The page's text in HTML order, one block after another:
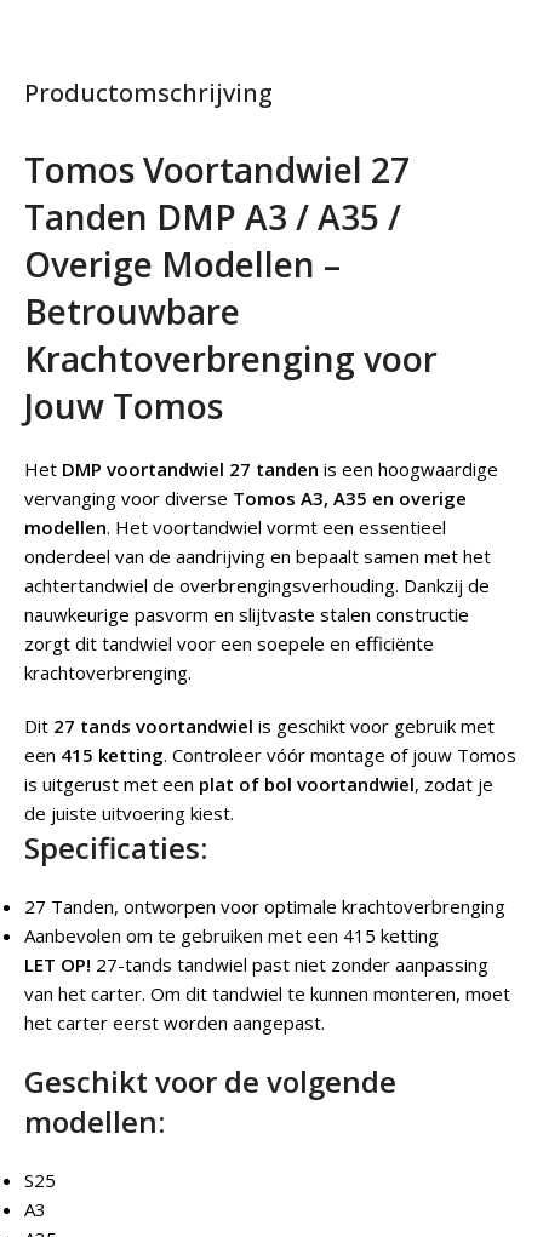
Productomschrijving
Tomos Voortandwiel 27
Tanden DMP A3 / A35 /
Overige Modellen –
Betrouwbare
Krachtoverbrenging voor
Jouw Tomos
Het DMP voortandwiel 27 tanden is een hoogwaardige
vervanging voor diverse Tomos A3, A35 en overige
modellen. Het voortandwiel vormt een essentieel
onderdeel van de aandrijving en bepaalt samen met het
achtertandwiel de overbrengingsverhouding. Dankzij de
nauwkeurige pasvorm en slijtvaste stalen constructie
zorgt dit tandwiel voor een soepele en efficiënte
krachtoverbrenging.
Dit 27 tands voortandwiel is geschikt voor gebruik met
een 415 ketting. Controleer vóór montage of jouw Tomos
is uitgerust met een plat of bol voortandwiel, zodat je
de juiste uitvoering kiest.
Specificaties:
27 Tanden, ontworpen voor optimale krachtoverbrenging
Aanbevolen om te gebruiken met een 415 ketting
LET OP! 27-tands tandwiel past niet zonder aanpassing
van het carter. Om dit tandwiel te kunnen monteren, moet
het carter eerst worden aangepast.
Geschikt voor de volgende
modellen:
S25
A3